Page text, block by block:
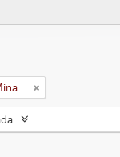
Universidade Rural do Estado de Minas Gerais (Uremg)